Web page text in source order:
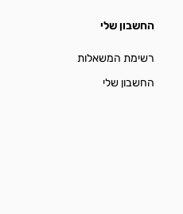
החשבון שלי
רשימת המשאלות
החשבון שלי